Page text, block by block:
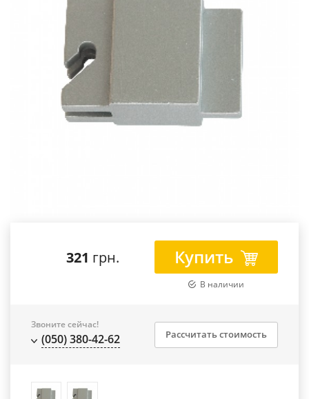
321 грн. Купить
В наличии
Звоните сейчас!
(050) 380-42-62 Рассчитать стоимость